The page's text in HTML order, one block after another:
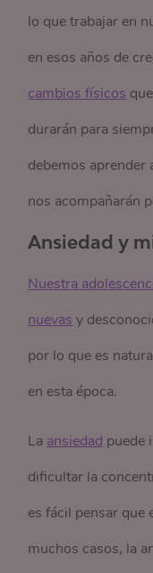
lo que trabajar en
en esos años de
cambios físicos
durarán para
debemos aprender
nos acompañarán
Ansiedady
Nuestra
nuevas y
por lo que es
en esta época.
La ansiedad puede
dificultar la
es fácil pensar que
muchos casos, la